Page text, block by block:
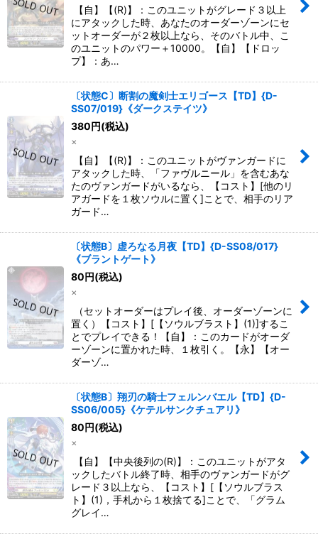
【自】【(R)】：このユニットがグレード３以上
にアタックした時、あなたのオーダーゾーンにセ
ットオーダーが２枚以上なら、そのバトル中、こ
のユニットのパワー＋10000。【自】【ドロッ
プ】：あ…
〔状態C〕断割の魔剣士エリゴース【TD】{D-
SS07/019}《ダークステイツ》
380円(税込)
×
【自】【(R)】：このユニットがヴァンガードに
アタックした時、「ファヴルニール」を含むあな
たのヴァンガードがいるなら、【コスト】[他のリ
アガードを１枚ソウルに置く]ことで、相手のリア
ガード…
〔状態B〕虚ろなる月夜【TD】{D-SS08/017}
《ブラントゲート》
80円(税込)
×
（セットオーダーはプレイ後、オーダーゾーンに
置く）【コスト】[【ソウルブラスト】(1)]するこ
とでプレイできる！【自】：このカードがオーダ
ーゾーンに置かれた時、１枚引く。【永】【オー
ダーゾ…
〔状態B〕翔刃の騎士フェルンバエル【TD】{D-
SS06/005}《ケテルサンクチュアリ》
80円(税込)
×
【自】【中央後列の(R)】：このユニットがアタ
ックしたバトル終了時、相手のヴァンガードがグ
レード３以上なら、【コスト】[【ソウルブラス
ト】(1)，手札から１枚捨てる]ことで、「グラム
グレイ…